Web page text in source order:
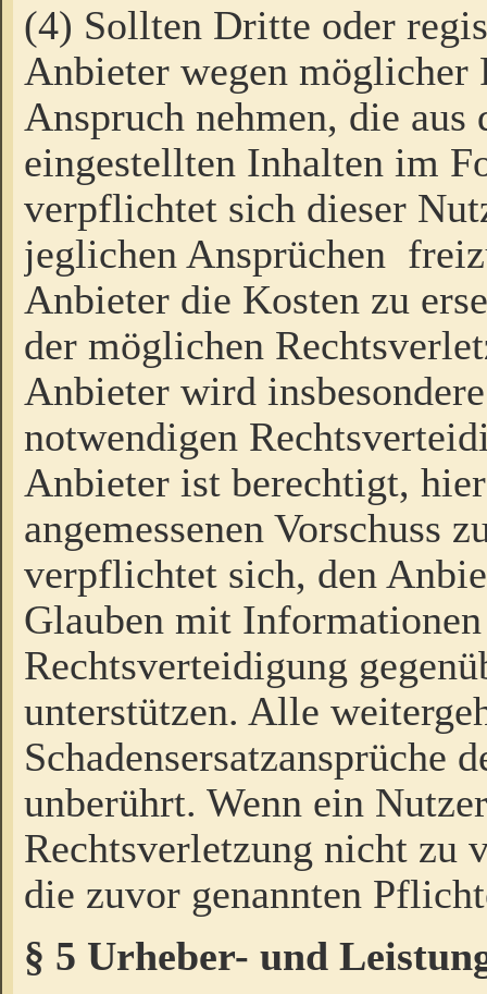
(4) Sollten Dritte oder
Anbieter wegen möglicher
Anspruch nehmen, die
eingestellten Inhalten im
verpflichtet sich dieser
jeglichen Ansprüchen
Anbieter die Kosten zu
der möglichen
Anbieter wird
notwendigen
Anbieter ist berechtigt,
angemessenen Vorschuss
verpflichtet sich, den
Glauben mit
Rechtsverteidigung
unterstützen. Alle
Schadensersatzansprüche
unberührt. Wenn ein
Rechtsverletzung nicht zu
die zuvor genannten
§ 5 Urheber- und